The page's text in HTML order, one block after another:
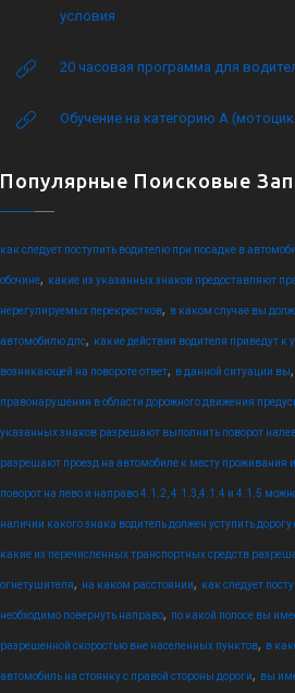
условия
20 часовая программа для
Обучение на категорию А
Популярные Поисковые
как следует поступить водителю при посадке в
обочине, какие из указанных знаков предоставляют
нерегулируемых перекрестков, в каком случае вы
автомобилю дпс, какие действия водителя приведут
возникающей на повороте ответ, в данной ситуации вы,
правонарушения в области дорожного движения
указанных знаков разрешают выполнить поворот
разрешают проезд на автомобиле к месту проживания
поворот на лево и направо 4.1.2, 4.1.3,4.1.4 и 4.1.5
наличии какого знака водитель должен уступить
какие из перечисленных транспортных средств
огнетушителя, на каком расстоянии, как следует
необходимо повернуть направо, по какой полосе вы
разрешенной скоростью вне населенных пунктов, в
автомобиль на стоянку с правой стороны дороги, вы